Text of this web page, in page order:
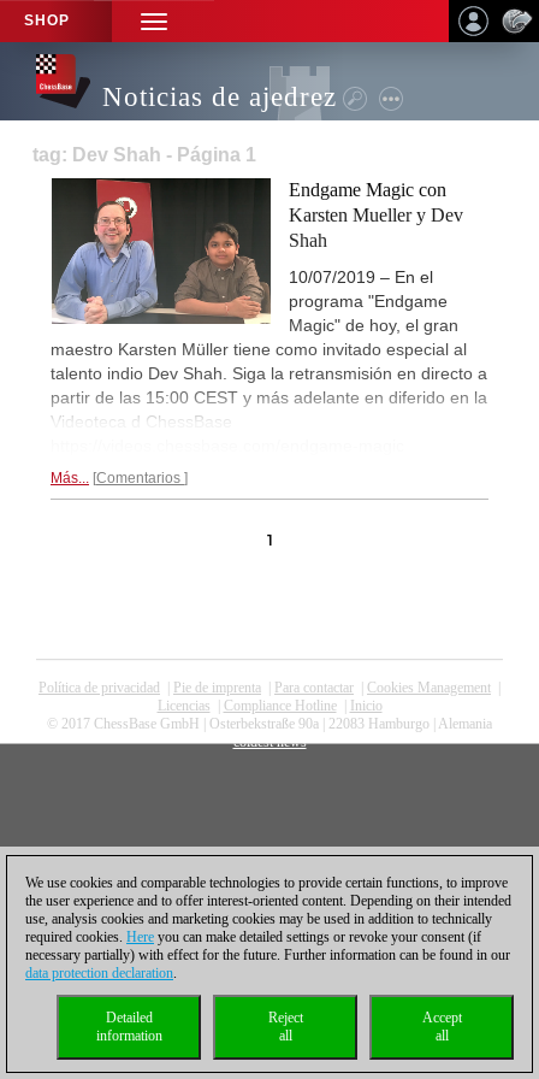
SHOP
TOGGLE
NAVIGATION
Noticias de ajedrez
tag: Dev Shah - Página 1
Endgame Magic con
Karsten Mueller y Dev
Shah
10/07/2019 – En el
programa "Endgame
Magic" de hoy, el gran
maestro Karsten Müller tiene como invitado especial al
talento indio Dev Shah. Siga la retransmisión en directo a
partir de las 15:00 CEST y más adelante en diferido en la
Videoteca d ChessBase
Más... Comentarios
1
Política de privacidad Pie de imprenta Para contactar Cookies Management
Licencias
Compliance Hotline|
Inicio
© 2017 ChessBase GmbH | Osterbekstraße 90a | 22083 Hamburgo | Alemania
coldest news
We use cookies and comparable technologies to provide certain functions, to improve
the user experience and to offer interest-oriented content. Depending on their intended
use, analysis cookies and marketing cookies may be used in addition to technically
required cookies. Here you can make detailed settings or revoke your consent (if
necessary partially) with effect for the future. Further information can be found in our
data protection declaration.
Accept
all
Reject
all
Detailed
information